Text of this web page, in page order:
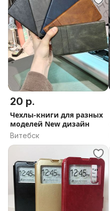
20 р.
Чехлы-книги для разных
моделей New дизайн
Витебск